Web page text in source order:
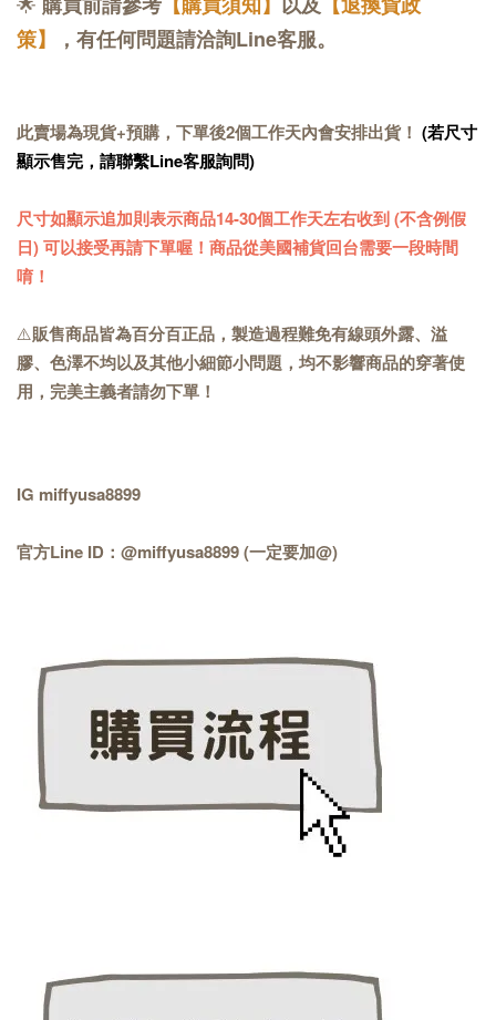
策】
，有任何問題請洽詢Line客服。
此賣場為現貨+預購，下單後2個工作天內會安排出貨！ (若尺寸
顯示售完，請聯繫Line客服詢問)
尺寸如顯示追加則表示商品14-30個工作天左右收到 (不含例假
日) 可以接受再請下單喔！商品從美國補貨回台需要一段時間
唷！
⚠️販售商品皆為百分百正品，製造過程難免有線頭外露、溢
膠、色澤不均以及其他小細節小問題，均不影響商品的穿著使
用，完美主義者請勿下單！
IG miffyusa8899
官方Line ID：@miffyusa8899 (一定要加@)